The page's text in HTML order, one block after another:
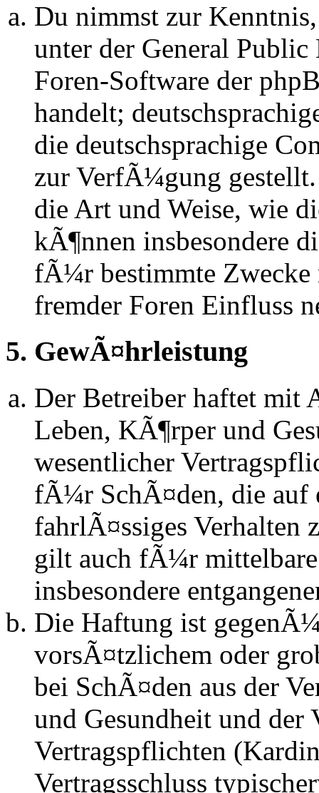
Du nimmst zur
unter der General
Foren-Software der
handelt;
die deutschsprachige
zur VerfÃ¼gung
die Art und Weise, wie
kÃ¶nnen insbesondere
fÃ¼r bestimmte Zwecke
fremder Foren Einfluss
5. GewÃ¤hrleistung
Der Betreiber haftet mit
Leben, KÃ¶rper und
wesentlicher
fÃ¼r SchÃ¤den, die auf
fahrlÃ¤ssiges
gilt auch fÃ¼r
insbesondere
Die Haftung ist
vorsÃ¤tzlichem oder
bei SchÃ¤den aus der
und Gesundheit und der
Vertragspflichten
Vertragsschluss